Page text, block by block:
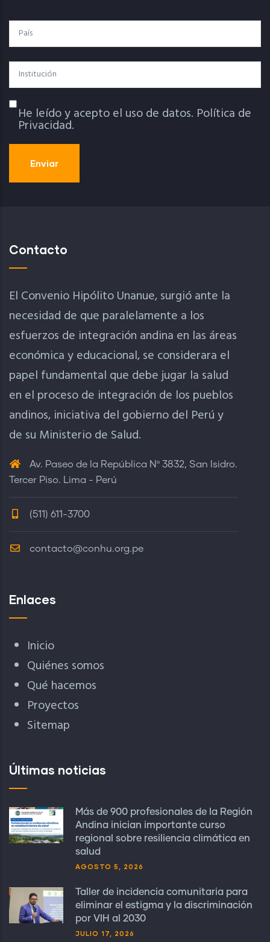
País
Institución
Política De Privacidad
He leído y acepto el uso de datos. Política de
Privacidad.
Contacto
El Convenio Hipólito Unanue, surgió ante la
necesidad de que paralelamente a los
esfuerzos de integración andina en las áreas
económica y educacional, se considerara el
papel fundamental que debe jugar la salud
en el proceso de integración de los pueblos
andinos, iniciativa del gobierno del Perú y
de su Ministerio de Salud.
Av. Paseo de la República Nº 3832, San Isidro.
Tercer Piso. Lima - Perú
(511) 611-3700
contacto@conhu.org.pe
Enlaces
Inicio
Quiénes somos
Qué hacemos
Proyectos
Sitemap
Últimas noticias
Más de 900 profesionales de la Región
Andina inician importante curso
regional sobre resiliencia climática en
salud
AGOSTO 5, 2026
Taller de incidencia comunitaria para
eliminar el estigma y la discriminación
por VIH al 2030
JULIO 17, 2026